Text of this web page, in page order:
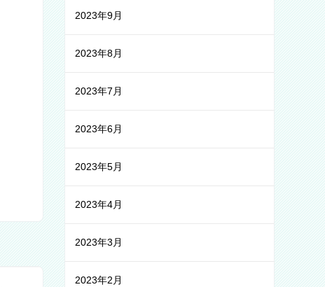
2023年9月
2023年8月
2023年7月
2023年6月
2023年5月
2023年4月
2023年3月
2023年2月